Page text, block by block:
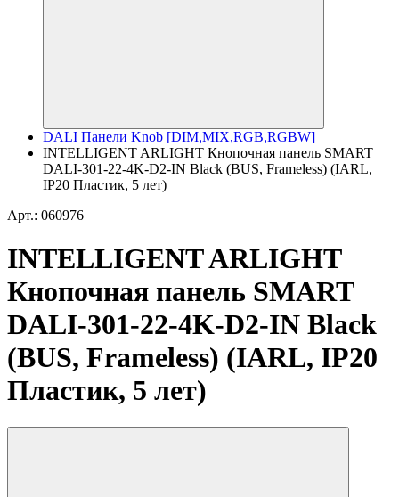
DALI Панели Knob [DIM,MIX,RGB,RGBW]
INTELLIGENT ARLIGHT Кнопочная панель SMART
DALI-301-22-4K-D2-IN Black (BUS, Frameless) (IARL,
IP20 Пластик, 5 лет)
Арт.: 060976
INTELLIGENT ARLIGHT
Кнопочная панель SMART
DALI-301-22-4K-D2-IN Black
(BUS, Frameless) (IARL, IP20
Пластик, 5 лет)